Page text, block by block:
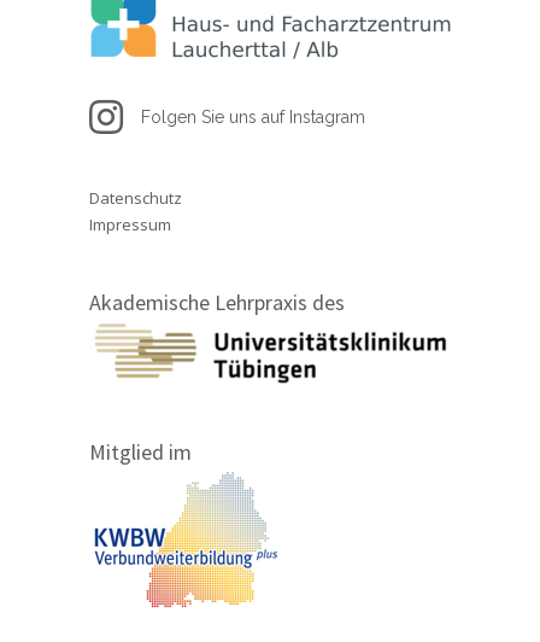
Folgen Sie uns auf Instagram
Datenschutz
Impressum
Akademische Lehrpraxis des
Mitglied im